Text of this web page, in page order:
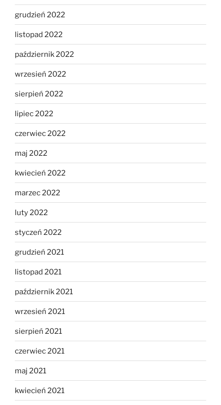
grudzień 2022
listopad 2022
październik 2022
wrzesień 2022
sierpień 2022
lipiec 2022
czerwiec 2022
maj 2022
kwiecień 2022
marzec 2022
luty 2022
styczeń 2022
grudzień 2021
listopad 2021
październik 2021
wrzesień 2021
sierpień 2021
czerwiec 2021
maj 2021
kwiecień 2021